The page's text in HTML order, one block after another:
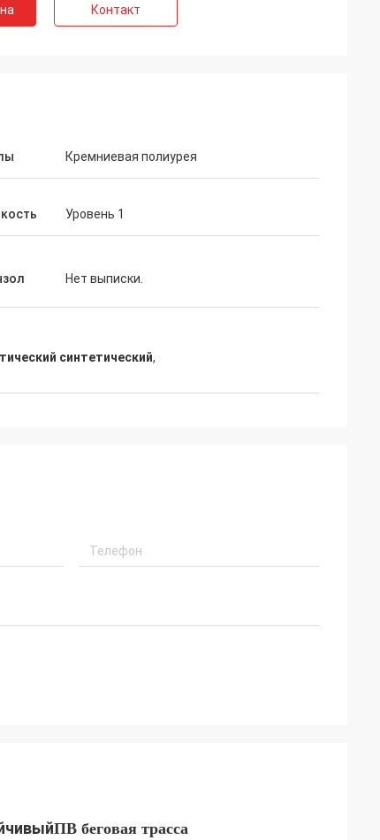
Контакт
Кремниевая полиурея
Уровень 1
Нет выписки.
синтетический,
ПВ беговая трасса